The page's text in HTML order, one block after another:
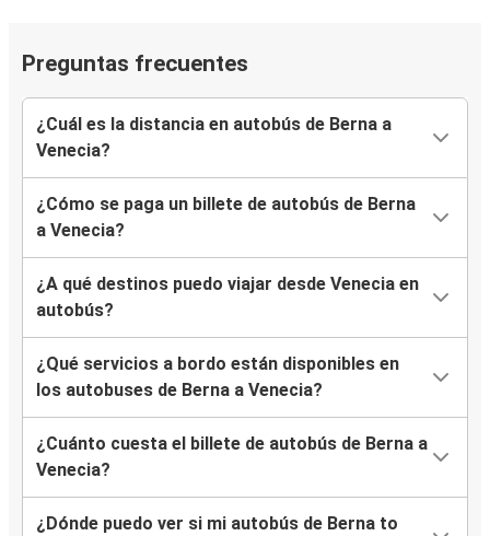
Preguntas frecuentes
¿Cuál es la distancia en autobús de Berna a
Venecia?
¿Cómo se paga un billete de autobús de Berna
a Venecia?
¿A qué destinos puedo viajar desde Venecia en
autobús?
¿Qué servicios a bordo están disponibles en
los autobuses de Berna a Venecia?
¿Cuánto cuesta el billete de autobús de Berna a
Venecia?
¿Dónde puedo ver si mi autobús de Berna to